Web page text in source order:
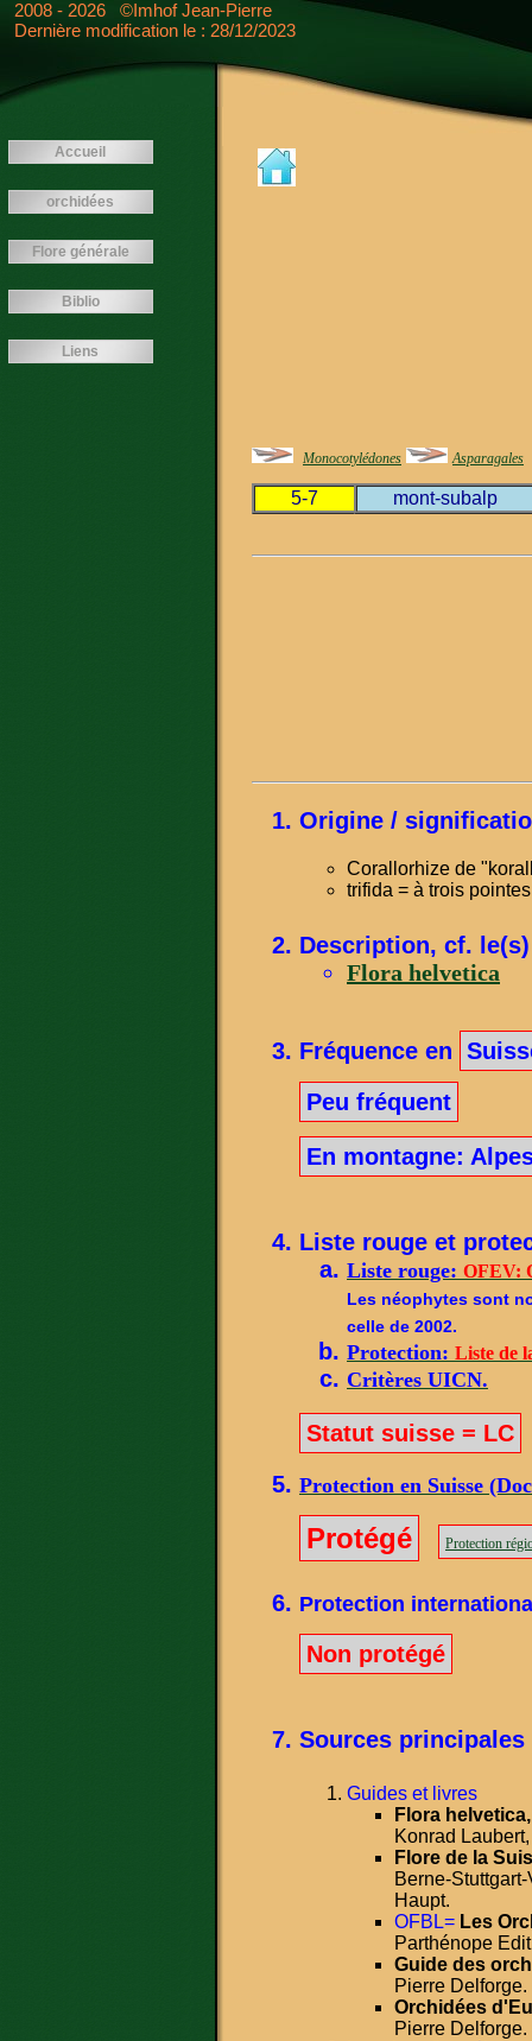
<---- -->
Accueil
orchidées
Flore générale
Biblio
Liens
2008 - 2026 ©Imhof Jean-Pierre
Dernière modification le : 28/12/2023
Monocotylédones Asparagales
5-7 mont-subalp
Origine /
Corallorhize de
trifida = à trois pointes
Description, cf.
Flora helvetica
Fréquence en
Peu fréquent
En montagne:
Liste rouge et
Liste rouge: OFEV:
Les néophytes sont
celle de 2002.
Protection: Liste de
Critères UICN.
Statut suisse = LC
Protection en Suisse
Protégé Protection
Protection
Non protégé
Sources principales
Guides et livres
Flora
Konrad
Flore de la
Berne-
Haupt.
OFBL= Les
Parthénope
Guide des
Pierre
Orchidées
Pierre